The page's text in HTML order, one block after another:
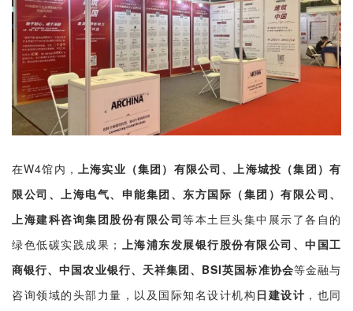
在W4馆内， 上海实业（集团）有限公司、上海城投（集团）有
限公司、上海电气、申能集团、东方国际（集团）有限公司、
上海建科咨询集团股份有限公司等本土巨头集中展示了各自的
绿色低碳实践成果； 上海浦东发展银行股份有限公司、中国工
商银行、中国农业银行、天祥集团、BSI英国标准协会等金融与
咨询领域的头部力量，以及国际知名设计机构 日建设计 ，也同